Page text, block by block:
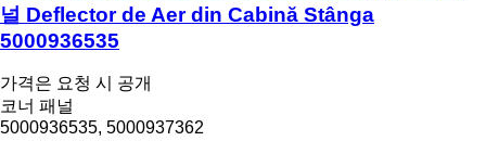
널 Deflector de Aer din Cabină Stânga
5000936535
가격은 요청 시 공개
코너 패널
5000936535, 5000937362